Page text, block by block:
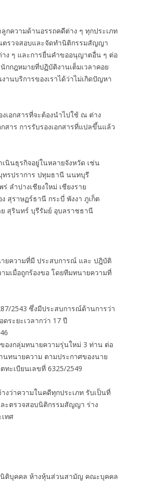
ความด้านอรรถคดีต่าง ๆ ทุกประเภท
ตรวจสอบและจัดทำนิติกรรมสัญญา
าง ๆ และการยื่นคำขออนุญาตอื่น ๆ ต่อ
กฎหมายที่ปฏิบัติงานเต็มเวลาคอย
นบริการของเราได้ว่าไม่เกิดปัญหา
อกสารที่จะต้องนำไปใช้ ณ ต่าง
สาร การรับรองเอกสารที่แปลขึ้นแล้ว
นินธุรกิจอยู่ในหลายจังหวัด เช่น
ทรปราการ ปทุมธานี นนทบุรี
ลำปางเชียงใหม่ เชียงราย
สุราษฏร์ธานี กระบี่ พังงา ภูเก็ต
สุรินทร์ บุรีรัมย์ อุบลราชธานี
ยความที่มี ประสบการณ์ และ ปฎิบัติ
มเมื่อถูกร้องขอ โดยทีมทนายความที่
2543 ซึ่งมีประสบการณ์ด้านการว่า
ระยะเวลากว่า 17 ปี
องกลุ่มทนายความรุ่นใหม่ 3 ท่าน ต่อ
นทนายความ ตามประกาศของนาย
ะเบียนเลขที่ 6325/2549
ว่าความในคดีทุกประเภท รับเป็นที่
ะตรวจสอบนิติกรรมสัญญา ร่าง
ทศ
ติบุคคล ห้างหุ้นส่วนสามัญ คณะบุคคล